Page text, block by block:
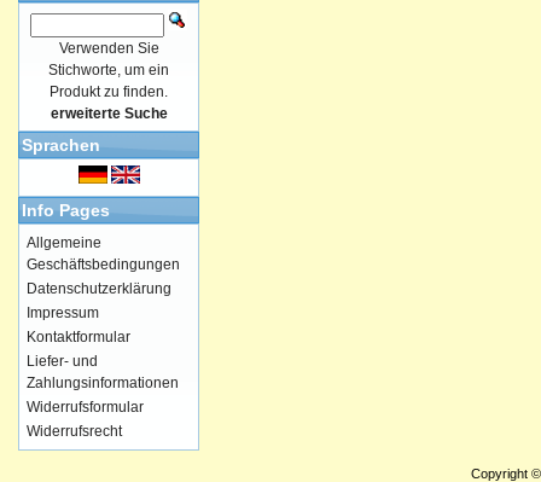
Verwenden Sie
Stichworte, um ein
Produkt zu finden.
erweiterte Suche
Sprachen
Info Pages
Allgemeine
Geschäftsbedingungen
Datenschutzerklärung
Impressum
Kontaktformular
Liefer- und
Zahlungsinformationen
Widerrufsformular
Widerrufsrecht
Copyright